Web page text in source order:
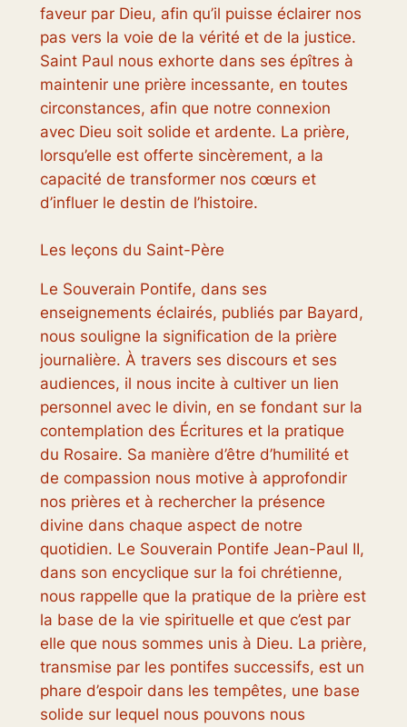
faveur par Dieu, afin qu’il puisse éclairer nos
pas vers la voie de la vérité et de la justice.
Saint Paul nous exhorte dans ses épîtres à
maintenir une prière incessante, en toutes
circonstances, afin que notre connexion
avec Dieu soit solide et ardente. La prière,
lorsqu’elle est offerte sincèrement, a la
capacité de transformer nos cœurs et
d’influer le destin de l’histoire.
Les leçons du Saint-Père
Le Souverain Pontife, dans ses
enseignements éclairés, publiés par Bayard,
nous souligne la signification de la prière
journalière. À travers ses discours et ses
audiences, il nous incite à cultiver un lien
personnel avec le divin, en se fondant sur la
contemplation des Écritures et la pratique
du Rosaire. Sa manière d’être d’humilité et
de compassion nous motive à approfondir
nos prières et à rechercher la présence
divine dans chaque aspect de notre
quotidien. Le Souverain Pontife Jean-Paul II,
dans son encyclique sur la foi chrétienne,
nous rappelle que la pratique de la prière est
la base de la vie spirituelle et que c’est par
elle que nous sommes unis à Dieu. La prière,
transmise par les pontifes successifs, est un
phare d’espoir dans les tempêtes, une base
solide sur lequel nous pouvons nous